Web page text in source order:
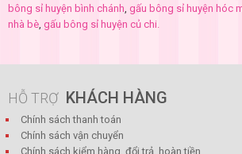
bông sỉ huyện bình chánh, gấu bông sỉ huyện hóc
nhà bè, gấu bông sỉ huyện củ chi.
HỖ TRỢ KHÁCH HÀNG
Chính sách thanh toán
Chính sách vận chuyển
Chính sách kiểm hàng, đổi trả, hoàn tiền